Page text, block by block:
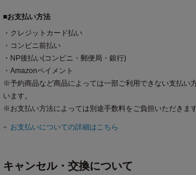
■お支払い方法
・クレジットカード払い
・コンビニ前払い
・NP後払い(コンビニ・郵便局・銀行)
・Amazonペイメント
※予約商品など商品によっては一部ご利用できない支払い
います。
※お支払い方法によっては別途手数料をご負担いただきます
お支払いについての詳細はこちら
キャンセル・交換について